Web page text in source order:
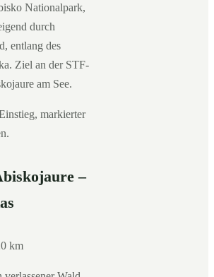
Nationalpark,
durch
entlang des
Ziel an der STF-
am See.
markierter
–
km